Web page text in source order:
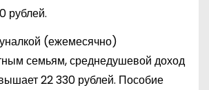
рублей.
(ежемесячно)
семьям, среднедушевой доход
22 330 рублей. Пособие